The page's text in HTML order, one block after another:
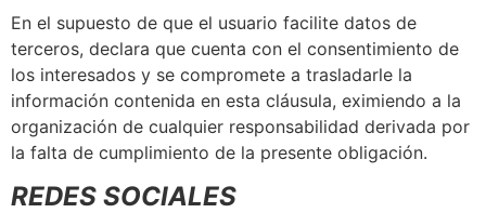
En el supuesto de que el usuario facilite datos de
terceros, declara que cuenta con el consentimiento de
los interesados y se compromete a trasladarle la
información contenida en esta cláusula, eximiendo a la
organización de cualquier responsabilidad derivada por
la falta de cumplimiento de la presente obligación.
REDES SOCIALES